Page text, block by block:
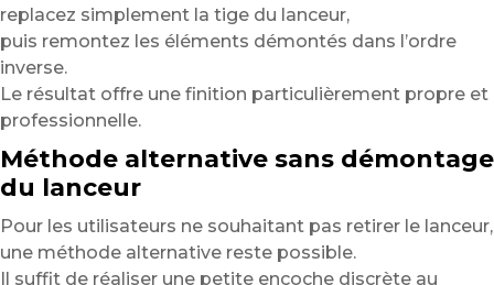
replacez simplement la tige du lanceur,
puis remontez les éléments démontés dans l’ordre
inverse.
Le résultat offre une finition particulièrement propre et
professionnelle.
Méthode alternative sans démontage
du lanceur
Pour les utilisateurs ne souhaitant pas retirer le lanceur,
une méthode alternative reste possible.
Il suffit de réaliser une petite encoche discrète au